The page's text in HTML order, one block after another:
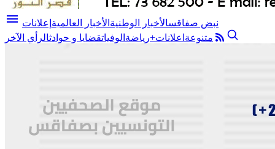
menu نبض صفاقسالأخبار الوطنية الأخبار العالمية إعلانات
متنوعة اعلانات+رياضة الوفياتقضايا و حوادثالرأي الآخر